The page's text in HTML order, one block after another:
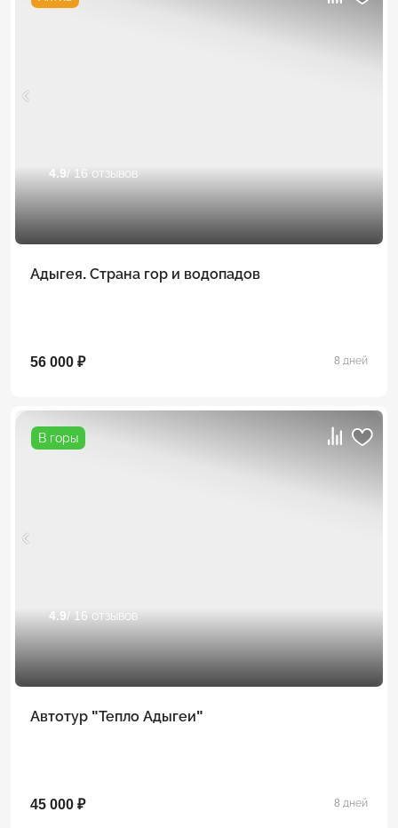
4.9/ 16 отзывов
Адыгея. Страна гор и водопадов
56 000 ₽ 8 дней
В горы
4.9 / 16 отзывов
Автотур "Тепло Адыгеи"
45 000 ₽ 8 дней